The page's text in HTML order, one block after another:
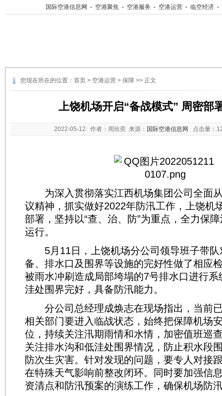
国际空港信息网 - 空港聚焦 - 空港服务 - 空港运营 - 临空经济 -
您现在所在的位置： 首页 > 空港运营 > 保障 >> 正文
上饶机场开启“备战模式” 周密部
2022-05-12 作者：周欣奕 来源： 国际空港信息网 点击量：
为深入贯彻落实江西机场集团公司全面
议精神，抓实做好2022年防汛工作，上饶机
部署，坚持以“查、治、防”为重点，全力保
运行。
5月11日，上饶机场分公司领导班子带队
备、排水口及围界等设施的完好性做了相应
被雨水冲刷造成局部垮塌的7号排水口进行
洼处围界完好，具备防汛能力。
分公司总经理成焕志在现场指出，当前
相关部门要进入临战状态，始终把保障机场
位，持续关注汛期雨情和水情，加密值班巡
关注排水沟和低洼处围界情况，防止积水段
防次生灾害。针对发现的问题，要专人对接
在特殊天气影响前整改闭环。同时要加强信
资清点和防汛预案的演练工作，确保机场防